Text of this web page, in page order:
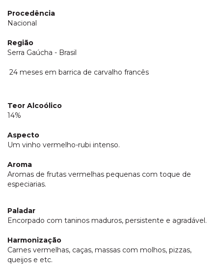
Procedência
Nacional
Região
Serra Gaúcha - Brasil
24 meses em barrica de carvalho francês
Teor Alcoólico
14%
Aspecto
Um vinho vermelho-rubi intenso.
Aroma
Aromas de frutas vermelhas pequenas com toque de
especiarias.
Paladar
Encorpado com taninos maduros, persistente e agradável.
Harmonização
Carnes vermelhas, caças, massas com molhos, pizzas,
queijos e etc.